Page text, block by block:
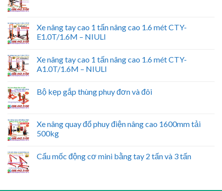
Xe nâng tay cao 1 tấn nâng cao 1.6 mét CTY-
E1.0T/1.6M – NIULI
Xe nâng tay cao 1 tấn nâng cao 1.6 mét CTY-
A1.0T/1.6M – NIULI
Bộ kẹp gắp thùng phuy đơn và đôi
Xe nâng quay đổ phuy điện nâng cao 1600mm tải
500kg
Cẩu mốc động cơ mini bằng tay 2 tấn và 3 tấn